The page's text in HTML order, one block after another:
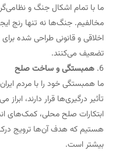
ما با تمام اشکال جنگ و
مخالفیم. جنگ‌ها نه تنها رنج
اخلاقی و قانونی طراحی شده
تضعیف می‌کنند.
همبستگی و ساخت صلح
ما همبستگی خود را با مردم
تأثیر درگیری‌ها قرار دارند،
ابتکارات صلح محلی، کمک‌های
هستیم که هدف آن‌ها ترویج درک
بیشتر است.